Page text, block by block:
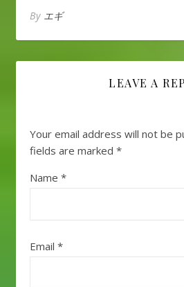
By エギ
LEAVE A
Your email address will not be
fields are marked *
Name *
Email *